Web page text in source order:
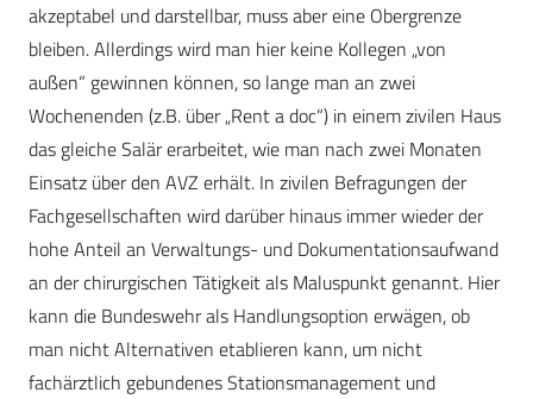
akzeptabel und darstellbar, muss aber eine Obergrenze
bleiben. Allerdings wird man hier keine Kollegen „von
außen“ gewinnen können, so lange man an zwei
Wochenenden (z.B. über „Rent a doc“) in einem zivilen Haus
das gleiche Salär erarbeitet, wie man nach zwei Monaten
Einsatz über den AVZ erhält. In zivilen Befragungen der
Fachgesellschaften wird darüber hinaus immer wieder der
hohe Anteil an Verwaltungs- und Dokumentationsaufwand
an der chirurgischen Tätigkeit als Maluspunkt genannt. Hier
kann die Bundeswehr als Handlungsoption erwägen, ob
man nicht Alternativen etablieren kann, um nicht
fachärztlich gebundenes Stationsmanagement und